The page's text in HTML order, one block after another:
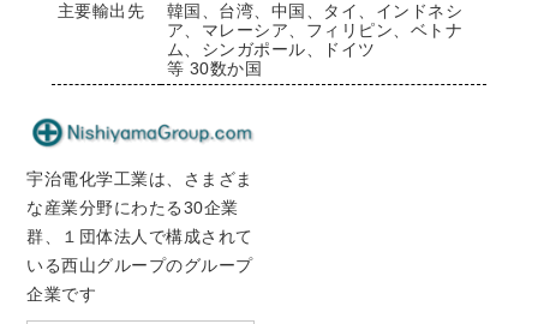
主要輸出先
韓国、台湾、中国、タイ、インドネシ
ア、マレーシア、フィリピン、ベトナ
ム、シンガポール、ドイツ
等 30数か国
宇治電化学工業は、さまざま
な産業分野にわたる30企業
群、１団体法人で構成されて
いる西山グループのグループ
企業です